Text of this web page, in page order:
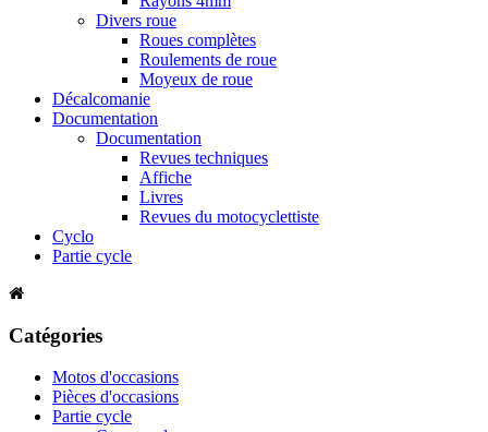
Divers roue
Roues complètes
Roulements de roue
Moyeux de roue
Décalcomanie
Documentation
Documentation
Revues techniques
Affiche
Livres
Revues du motocyclettiste
Cyclo
Partie cycle
Catégories
Motos d'occasions
Pièces d'occasions
Partie cycle